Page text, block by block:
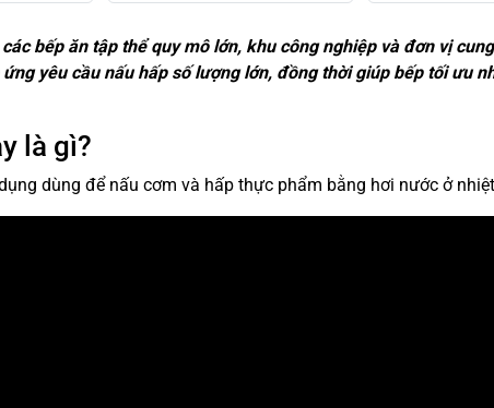
bếp ăn tập thể quy mô lớn, khu công nghiệp và đơn vị
yêu cầu nấu hấp số lượng lớn, đồng thời giúp bếp tối ưu
là gì?
dùng để nấu cơm và hấp thực phẩm bằng hơi nước ở